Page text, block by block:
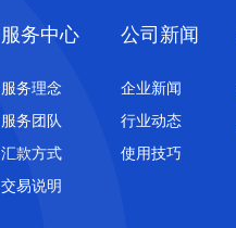
服务中心
服务理念
服务团队
汇款方式
交易说明
公司新闻
企业新闻
行业动态
使用技巧